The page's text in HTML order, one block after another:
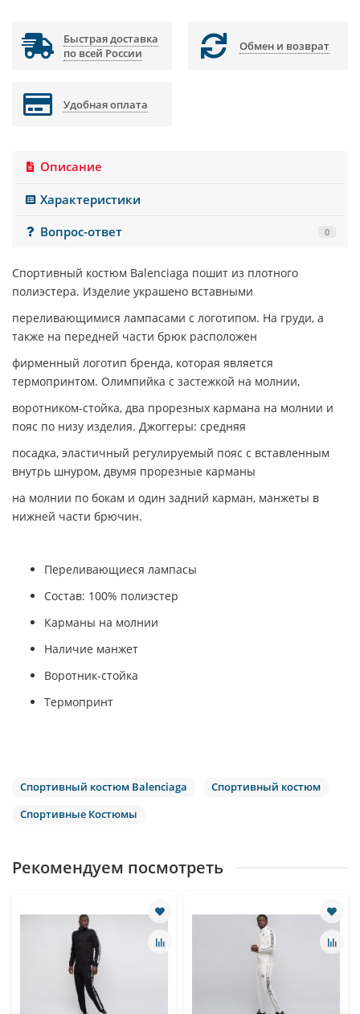
Быстрая доставка
по всей России
Обмен и возврат
Удобная оплата
Описание
Характеристики
Вопрос-ответ
0
Спортивный костюм Balenciaga пошит из плотного
полиэстера. Изделие украшено вставными
переливающимися лампасами с логотипом. На груди, а
также на передней части брюк расположен
фирменный логотип бренда, которая является
термопринтом. Олимпийка с застежкой на молнии,
воротником-стойка, два прорезных кармана на молнии и
пояс по низу изделия. Джоггеры: средняя
посадка, эластичный регулируемый пояс с вставленным
внутрь шнуром, двумя прорезные карманы
на молнии по бокам и один задний карман, манжеты в
нижней части брючин.
Переливающиеся лампасы
Состав: 100% полиэстер
Карманы на молнии
Наличие манжет
Воротник-стойка
Термопринт
Спортивный костюм Balenciaga
Спортивный костюм
Спортивные Костюмы
Рекомендуем посмотреть